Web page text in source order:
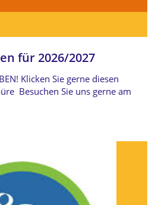
für 2026/2027
Klicken Sie gerne diesen
Besuchen Sie uns gerne am